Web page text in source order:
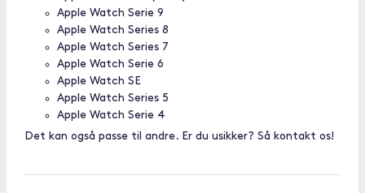
Apple Watch Serie 9
Apple Watch Series 8
Apple Watch Series 7
Apple Watch Serie 6
Apple Watch SE
Apple Watch Series 5
Apple Watch Serie 4
Det kan også passe til andre. Er du usikker? Så kontakt os!